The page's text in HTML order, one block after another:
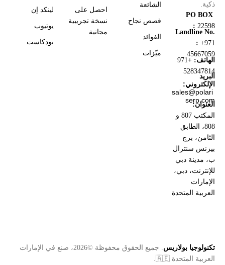
ذكية.
PO BOX
: 22598
Landline No.
: +971
45667059
الهاتف:
+971
528347814
البريد
الإلكتروني:
sales@polari
serp.com
العنوان:
المكتب 807 و
808، الطابق
الثامن، برج
بيزنس سنترال
ب، مدينة دبي
للإنترنت، دبي،
الإمارات
العربية المتحدة
الشائعة
قصص نجاح
الفوائد
ميّزات
احصل على
نسخة تجريبية
مجانية
لينكد إن
يوتيوب
بودكاست
تكنولوجيا بولاريس
. جميع الحقوق محفوظة ©2026، صنع في الإمارات
العربية المتحدة 🇦🇪.